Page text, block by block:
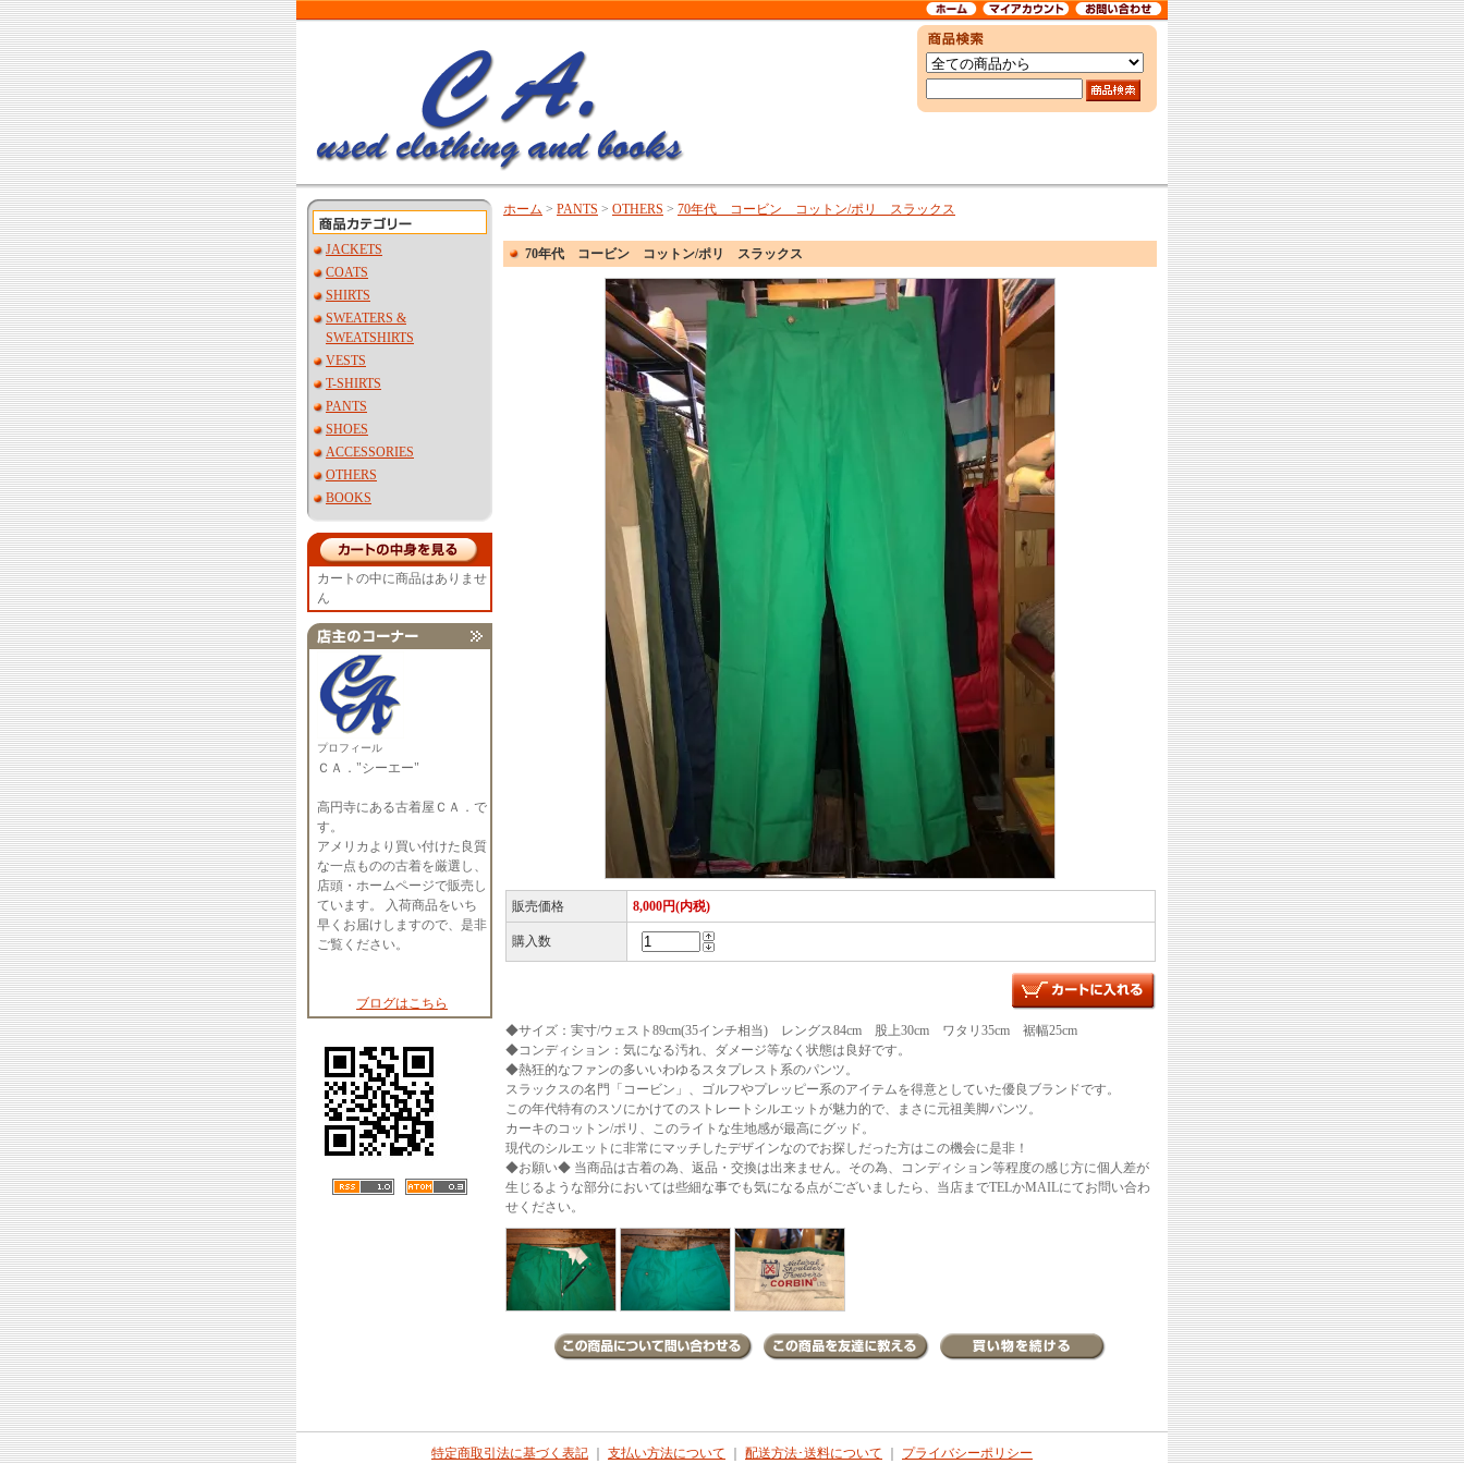
JACKETS
COATS
SHIRTS
SWEATERS &
SWEATSHIRTS
VESTS
T-SHIRTS
PANTS
SHOES
ACCESSORIES
OTHERS
BOOKS
カートの中に商品はありませ
ん
プロフィール
ＣＡ．"シーエー"
高円寺にある古着屋ＣＡ．で
す。
アメリカより買い付けた良質
な一点ものの古着を厳選し、
店頭・ホームページで販売し
ています。 入荷商品をいち
早くお届けしますので、是非
ご覧ください。
ブログはこちら
ホーム > PANTS > OTHERS > 70年代 コービン コットン/ポリ スラックス
70年代 コービン コットン/ポリ スラックス
販売価格 8,000円(内税)
購入数
◆サイズ：実寸/ウェスト89cm(35インチ相当) レングス84cm 股上30cm ワタリ35cm 裾幅25cm
◆コンディション：気になる汚れ、ダメージ等なく状態は良好です。
◆熱狂的なファンの多いいわゆるスタプレスト系のパンツ。
スラックスの名門「コービン」、ゴルフやプレッピー系のアイテムを得意としていた優良ブランドです。
この年代特有のスソにかけてのストレートシルエットが魅力的で、まさに元祖美脚パンツ。
カーキのコットン/ポリ、このライトな生地感が最高にグッド。
現代のシルエットに非常にマッチしたデザインなのでお探しだった方はこの機会に是非！
◆お願い◆ 当商品は古着の為、返品・交換は出来ません。その為、コンディション等程度の感じ方に個人差が
生じるような部分においては些細な事でも気になる点がございましたら、当店までTELかMAILにてお問い合わ
せください。
特定商取引法に基づく表記 支払い方法について 配送方法･送料について プライバシーポリシー